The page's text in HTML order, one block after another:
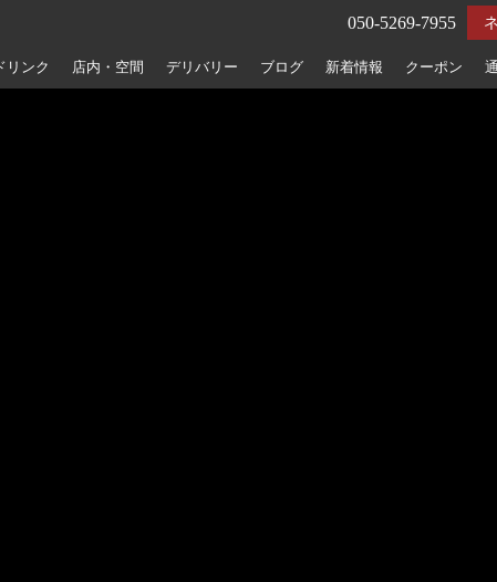
050-5269-7955
ドリンク 店内・空間 デリバリー ブログ 新着情報 クーポン